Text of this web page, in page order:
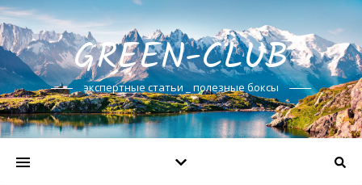
GREEN-CLUB
экспертные статьи _ полезные боксы